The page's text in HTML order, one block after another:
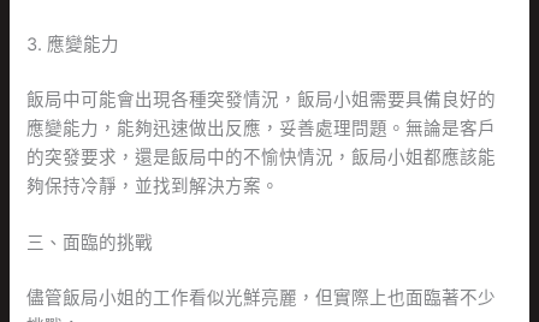
3. 應變能力
飯局中可能會出現各種突發情況，飯局小姐需要具備良好的
應變能力，能夠迅速做出反應，妥善處理問題。無論是客戶
的突發要求，還是飯局中的不愉快情況，飯局小姐都應該能
夠保持冷靜，並找到解決方案。
三、面臨的挑戰
儘管飯局小姐的工作看似光鮮亮麗，但實際上也面臨著不少